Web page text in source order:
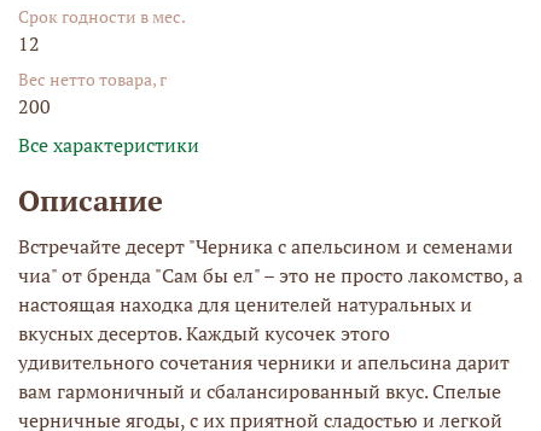
Срок годности в мес.
12
Вес нетто товара, г
200
Все характеристики
Описание
Встречайте десерт "Черника с апельсином и семенами
чиа" от бренда "Сам бы ел" – это не просто лакомство, а
настоящая находка для ценителей натуральных и
вкусных десертов. Каждый кусочек этого
удивительного сочетания черники и апельсина дарит
вам гармоничный и сбалансированный вкус. Спелые
черничные ягоды, с их приятной сладостью и легкой